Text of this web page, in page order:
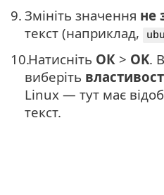
9. Змініть значення не
текст (наприклад,
10.Натисніть ОК > OK.
виберіть
Linux — тут має
текст.